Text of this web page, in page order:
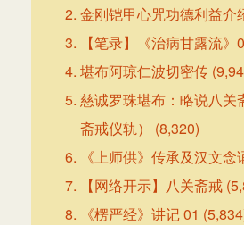
金刚铠甲心咒功德利益介
【笔录】《治病甘露流》
堪布阿琼仁波切密传
慈诚罗珠堪布：略说八关
斋戒仪轨）
(8,320)
《上师供》传承及汉文念
【网络开示】八关斋戒
《楞严经》讲记 01